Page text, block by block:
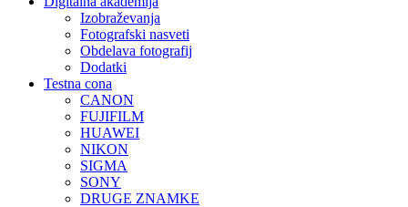
Izobraževanja
Fotografski nasveti
Obdelava fotografij
Dodatki
Testna cona
CANON
FUJIFILM
HUAWEI
NIKON
SIGMA
SONY
DRUGE ZNAMKE